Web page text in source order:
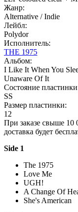
Жанр:
Alternative / Indie
Лейбл:
Polydor
Исполнитель:
THE 1975
Альбом:
I Like It When You
Unaware Of It
Состояние
SS
Размер пластинки:
12
При заказе свыше 10
доставка будет
Side 1
The 1975
Love Me
UGH!
A Change Of
She's American